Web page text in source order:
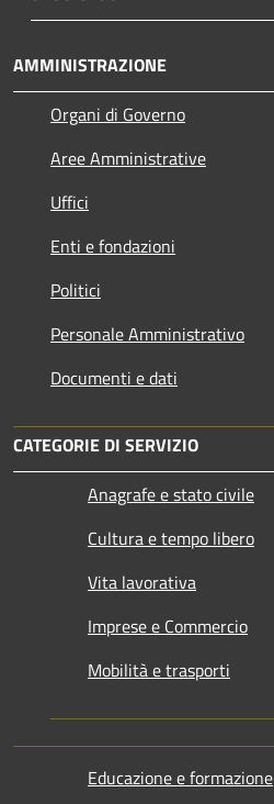
AMMINISTRAZIONE
Organi di Governo
Aree Amministrative
Uffici
Enti e fondazioni
Politici
Personale Amministrativo
Documenti e dati
CATEGORIE DI SERVIZIO
Anagrafe e stato civile
Cultura e tempo libero
Vita lavorativa
Imprese e Commercio
Mobilità e trasporti
Educazione e formazione